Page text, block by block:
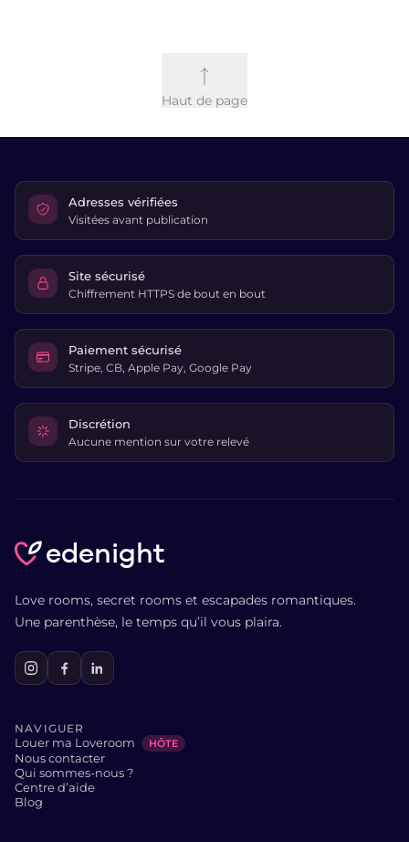
Haut de page
Adresses vérifiées
Visitées avant publication
Site sécurisé
Chiffrement HTTPS de bout en bout
Paiement sécurisé
Stripe, CB, Apple Pay, Google Pay
Discrétion
Aucune mention sur votre relevé
edenight
Love rooms, secret rooms et escapades romantiques.
Une parenthèse, le temps qu’il vous plaira.
NAVIGUER
Louer ma Loveroom HÔTE
Nous contacter
Qui sommes-nous ?
Centre d’aide
Blog